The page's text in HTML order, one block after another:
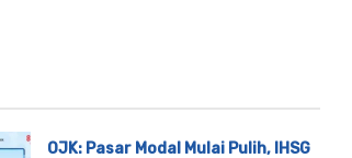
OJK: Pasar Modal Mulai Pulih, IHSG